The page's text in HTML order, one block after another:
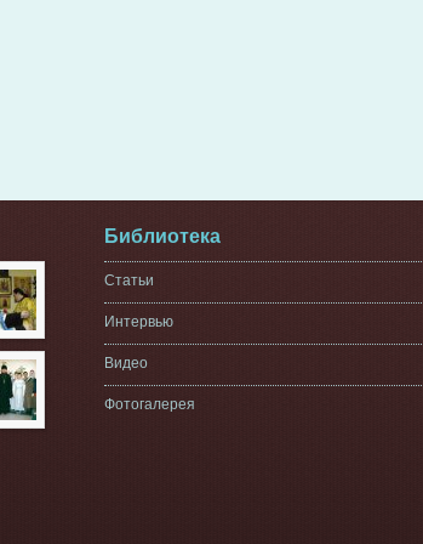
Библиотека
Статьи
Интервью
Видео
Фотогалерея